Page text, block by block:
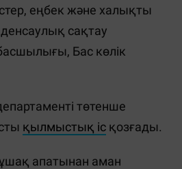
еңбек және халықты
денсаулық сақтау
Бас көлік
төтенше
қылмыстық іс қозғады.
апатынан аман